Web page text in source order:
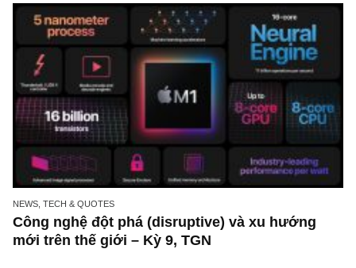
(goodwill) trên bảng cân đối kế toán DN